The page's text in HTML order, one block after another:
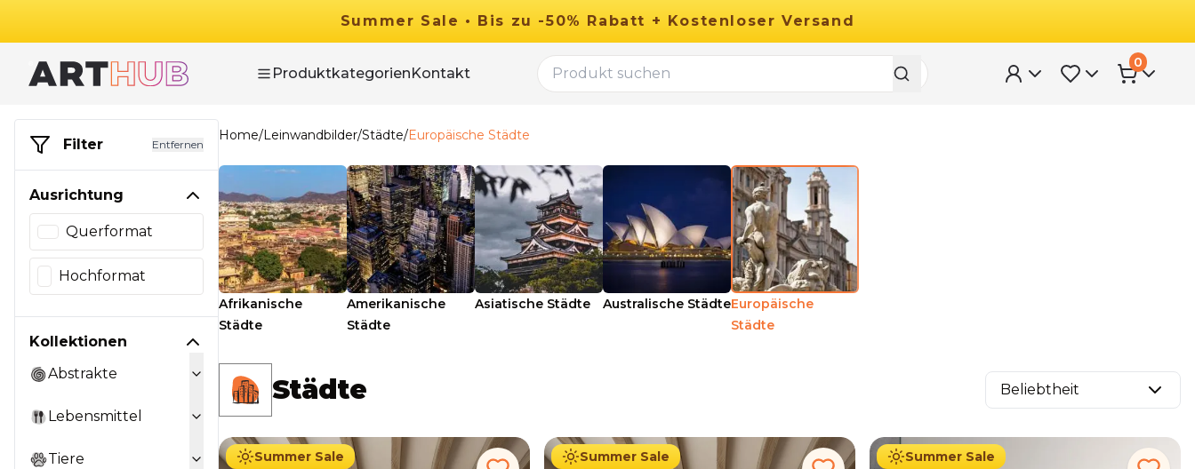
Summer Sale • Bis zu -50% Rabatt + Kostenloser Versand
ProduktkategorienKontakt
0
Filter Entfernen
Ausrichtung
Querformat
Hochformat
Kollektionen
Abstrakte
Lebensmittel
Tiere
Home/Leinwandbilder/Städte/Europäische Städte
Afrikanische
Städte
Amerikanische
Städte
Asiatische Städte Australische StädteEuropäische
Städte
Städte Beliebtheit
Summer Sale
Ab 39.90
Summer Sale Summer Sale
34.90 €